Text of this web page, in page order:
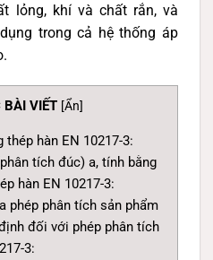
lỏng, khí và chất rắn, và
trong cả hệ thống áp
BÀI VIẾT [Ẩn]
thép hàn EN 10217-3:
tích đúc) a, tính bằng
hàn EN 10217-3:
phép phân tích sản phẩm
đối với phép phân tích
3: